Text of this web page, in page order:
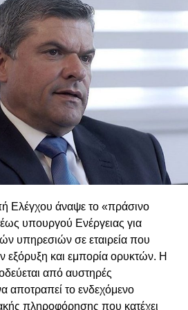
ότι η δημοσιονομική
σε δυνατότητα ουσιαστικής
των νοικοκυριών και των
σε επενδύσεις στους τομείς της
του Κράτους Πρόνοιας». Την ίδια
η πολιτική στηρίζει τη
ένα πιο σύγχρονο, βιώσιμο και
καταλήγει ο Πρόεδρος της
Ελέγχου άναψε το «πράσινο
υπουργού Ενέργειας για
υπηρεσιών σε εταιρεία που
εξόρυξη και εμπορία ορυκτών. Η
από αυστηρές
αποτραπεί το ενδεχόμενο
πληροφόρησης που κατέχει